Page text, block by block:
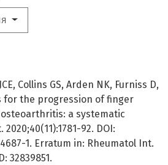
Collins GS, Arden NK, Furniss D,
for the progression of finger
a systematic
92. DOI:
1. Erratum in: Rheumatol Int.
32839851.